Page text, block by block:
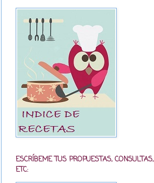
ESCRÍBEME TUS PROPUESTAS, CONSULTAS,
ETC: